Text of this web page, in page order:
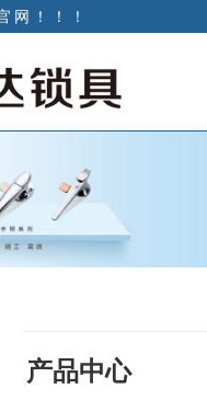
网！！！
产品中心